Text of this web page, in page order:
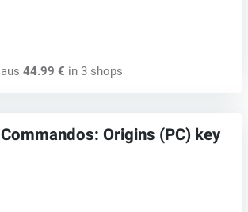
aus 44.99 € in 3 shops
Commandos: Origins (PC) key